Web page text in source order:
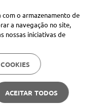
de Higiene
o armazenamento de
a navegação no site,
nossas iniciativas de
ACEITAR TODOS